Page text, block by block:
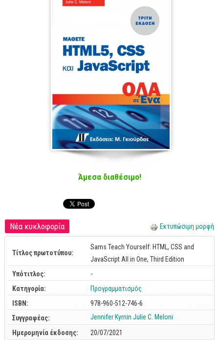
Προγραμματισμός
Delphi - Pascal
C++, Visual C++
Cobol - Assembly - Fortran
Βάσεις Δεδομένων
Ασφάλεια
Photoshop
After Effects
Acrobat
Illustrator
Άμεσα διαθέσιμο!
Εκτυπώσιμη μορφή
Νέα κυκλοφορία
Τίτλος πρωτοτύπου:
Sams Teach Yourself: HTML, CSS and
JavaScript All in One, Third Edition
Υπότιτλος:
-
Κατηγορία:
Προγραμματισμός
ISBN:
978-960-512-746-6
Συγγραφέας:
Jennifer Kyrnin Julie C. Meloni
Ημερομηνία έκδοσης:
20/07/2021